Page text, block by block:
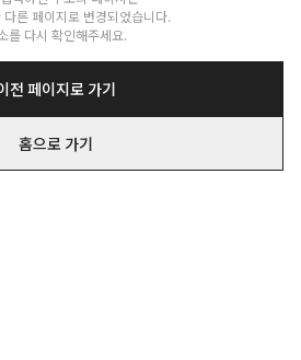
다른 페이지로 변경되었습니다.
를 다시 확인해주세요.
전 페이지로 가기
홈으로 가기